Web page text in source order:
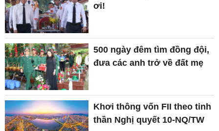
ơi!
500 ngày đêm tìm đồng đội,
đưa các anh trở về đất mẹ
Khơi thông vốn FII theo tinh
thần Nghị quyết 10-NQ/TW